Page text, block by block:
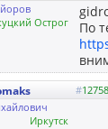
Острог
По
#
Иркутск